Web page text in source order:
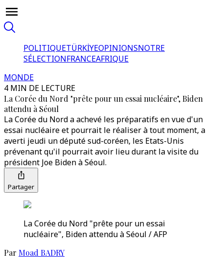
POLITIQUETÜRKİYEOPINIONSNOTRE
SÉLECTIONFRANCEAFRIQUE
MONDE
4 MIN DE LECTURE
La Corée du Nord "prête pour un essai nucléaire", Biden
attendu à Séoul
La Corée du Nord a achevé les préparatifs en vue d'un
essai nucléaire et pourrait le réaliser à tout moment, a
averti jeudi un député sud-coréen, les Etats-Unis
prévenant qu'il pourrait avoir lieu durant la visite du
président Joe Biden à Séoul.
Partager
La Corée du Nord "prête pour un essai
nucléaire", Biden attendu à Séoul / AFP
Par Moad BADRY